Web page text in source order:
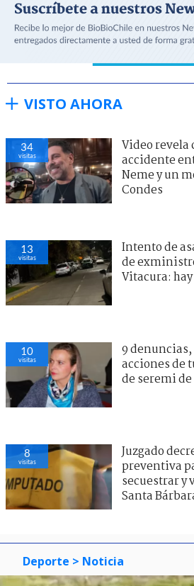
VISTO AHORA
34
visitas
Video revela
accidente
Neme y un
Condes
13
visitas
Intento de
de
Vitacura:
10
visitas
9 denuncias,
acciones de
de seremi de
8
visitas
Juzgado
preventiva
secuestrar y
Santa
Deporte > Noticia